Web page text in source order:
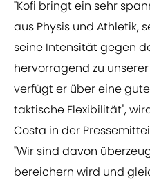
"Kofi bringt ein sehr
aus Physis und Athletik,
seine Intensität gegen
hervorragend zu
verfügt er über eine
taktische Flexibilität",
Costa in der
"Wir sind davon
bereichern wird und